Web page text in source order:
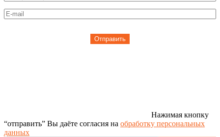
Отправить
Нажимая кнопку
“отправить” Вы даёте согласия на обработку персональных
данных